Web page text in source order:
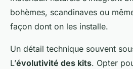
bohèmes, scandinaves ou
façon dont on les installe.
Un détail technique souvent
L’évolutivité des kits. Opter